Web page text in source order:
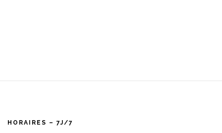
HORAIRES – 7J/7